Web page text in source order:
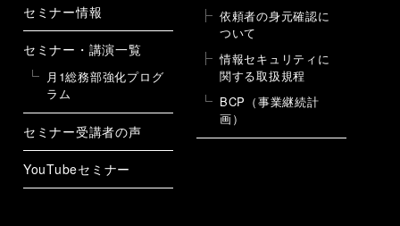
セミナー情報
セミナー・講演一覧
月1総務部強化プログ
ラム
セミナー受講者の声
YouTubeセミナー
依頼者の身元確認に
ついて
情報セキュリティに
関する取扱規程
BCP（事業継続計
画）